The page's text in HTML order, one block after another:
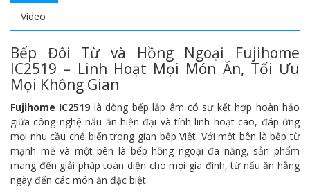
Video
Bếp Đôi Từ và Hồng Ngoại Fujihome
IC2519 – Linh Hoạt Mọi Món Ăn, Tối Ưu
Mọi Không Gian
Fujihome IC2519 là dòng bếp lắp âm có sự kết hợp hoàn hảo
giữa công nghệ nấu ăn hiện đại và tính linh hoạt cao, đáp ứng
mọi nhu cầu chế biến trong gian bếp Việt. Với một bên là bếp từ
mạnh mẽ và một bên là bếp hồng ngoại đa năng, sản phẩm
mang đến giải pháp toàn diện cho mọi gia đình, từ nấu ăn hằng
ngày đến các món ăn đặc biệt.